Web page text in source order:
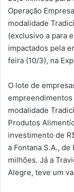
Operação
modalidade
(exclusivo a para
impactados pela
feira (10/3), na
O lote de
empreendimentos
modalidade
Produtos
investimento de
a Fontana S.A.,
milhões. Já a
Alegre, teve um